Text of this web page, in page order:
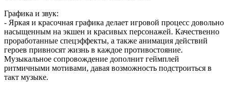
Графика и звук:
- Яркая и красочная графика делает игровой процесс довольно
насыщенным на экшен и красивых персонажей. Качественно
проработанные спецэффекты, а также анимация действий
героев привносят жизнь в каждое противостояние.
Музыкальное сопровождение дополнит геймплей
ритмичными мотивами, давая возможность подстроиться в
такт музыке.